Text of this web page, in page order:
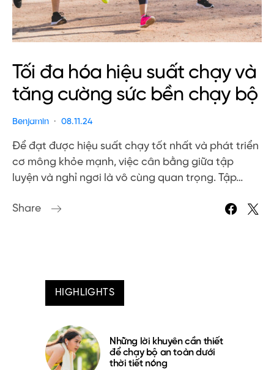
Tối đa hóa hiệu suất chạy và
tăng cường sức bền chạy bộ
Benjamin 08.11.24
Để đạt được hiệu suất chạy tốt nhất và phát triển
cơ mông khỏe mạnh, việc cân bằng giữa tập
luyện và nghỉ ngơi là vô cùng quan trọng. Tập…
Share
HIGHLIGHTS
Những lời khuyên cần thiết
để chạy bộ an toàn dưới
thời tiết nóng